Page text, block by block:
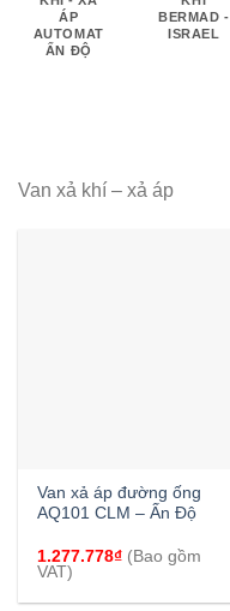
ÁP
AUTOMAT
ẤN ĐỘ
BERMAD -
ISRAEL
Van xả khí – xả áp
Van xả áp đường ống
AQ101 CLM – Ấn Độ
1.277.778₫ (Bao gồm
VAT)